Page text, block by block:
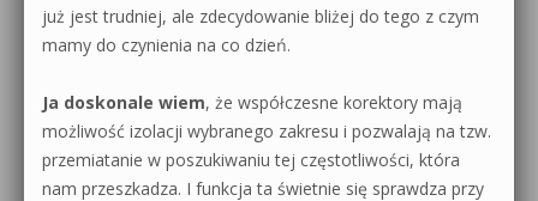
już jest trudniej, ale zdecydowanie bliżej do tego z czym
mamy do czynienia na co dzień.
Ja doskonale wiem, że współczesne korektory mają
możliwość izolacji wybranego zakresu i pozwalają na tzw.
przemiatanie w poszukiwaniu tej częstotliwości, która
nam przeszkadza. I funkcja ta świetnie się sprawdza przy